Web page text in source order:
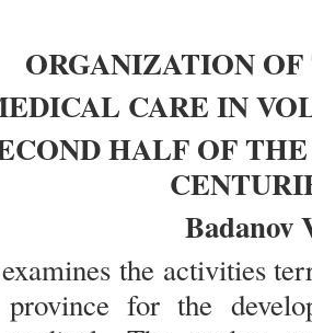
ORGANIZATION
CARE IN
HALF OF
Badanov
the activities
for the